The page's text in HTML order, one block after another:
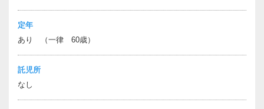
定年
あり （一律 60歳）
託児所
なし